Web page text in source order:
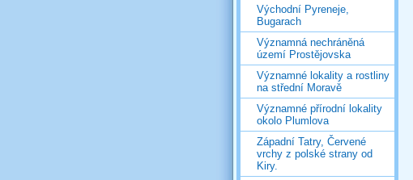
Východní Pyreneje,
Bugarach
Významná nechráněná
území Prostějovska
Významné lokality a rostliny
na střední Moravě
Významné přírodní lokality
okolo Plumlova
Západní Tatry, Červené
vrchy z polské strany od
Kiry.